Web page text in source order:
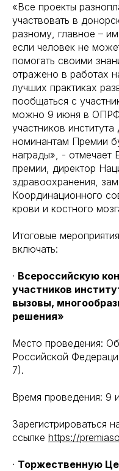
«Все проекты
участвовать в
разному, главное –
если человек не
помогать своими
отражено в работах
лучших практиках
пообщаться с
можно 9 июня в ОПРФ
участников
номинантам Премии
награды», - отмечает
премии, директор
здравоохранения,
Координационного
крови и костного
Итоговые
включать:
· Всероссийскую
участников
вызовы,
решения»
Место проведения:
Российской
7).
Время проведения: 9
Зарегистрироваться
ссылке https://
· Торжественную